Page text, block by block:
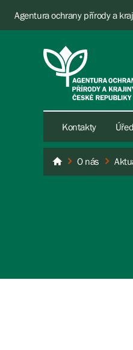
Agentura ochrany přírody a
Kontakty
AOPK ČR
O nás